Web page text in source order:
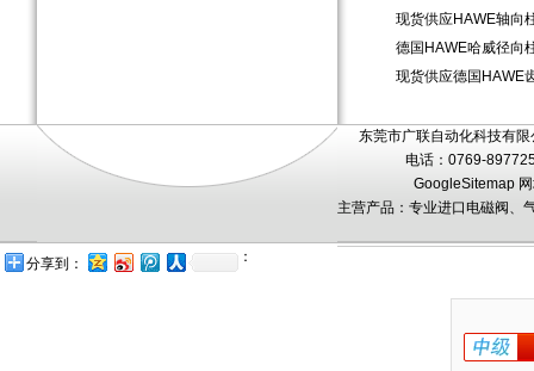
现货供应HAWE轴向
德国HAWE哈威径向
现货供应德国HAWE
东莞市广联自动化科技有
电话：0769-
GoogleSitemap
主营产品：专业进口电磁阀、
：
分享到：